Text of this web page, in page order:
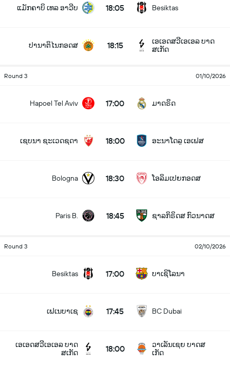
ແມັກຄາບິ ເທລ ອາວີບ 18:05 Besiktas
ປານາຕິໄນກອດສ 18:15
ເອເອດສວີເອເອລ ບາດ
ສເກັດ
Round 3 01/10/2026
Hapoel Tel Aviv 17:00 ມາດຣິດ
ເຊບນາ ຊະເວດຊດາ 18:00 ອະນາໂດລູ ເອເຟສ
Bologna 18:30 ໂອລິມເປຍກອດສ
Paris B. 18:45 ຊາລກິຣິດສ ກົວນາດສ
Round 3 02/10/2026
Besiktas 17:00 ບາເຊິໂລນາ
ເຟເນບາເຊ 17:45 BC Dubai
ເອເອດສວີເອເອລ ບາດ
ສເກັດ
18:00
ວາເລັນເຊຍ ບາດສ
ເກັດ